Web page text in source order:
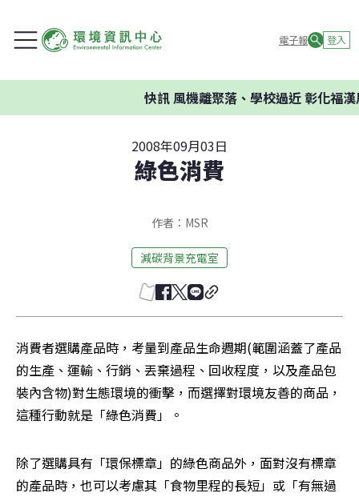
電子報 登入
快訊風機離聚落、學校過近 彰化福漢
2008年09月03日
綠色消費
作者：MSR
減碳背景充電室
消費者選購產品時，考量到產品生命週期(範圍涵蓋了產品
的生產、運輸、行銷、丟棄過程、回收程度，以及產品包
裝內含物)對生態環境的衝擊，而選擇對環境友善的商品，
這種行動就是「綠色消費」。
除了選購具有「環保標章」的綠色商品外，面對沒有標章
的產品時，也可以考慮其「食物里程的長短」或「有無過